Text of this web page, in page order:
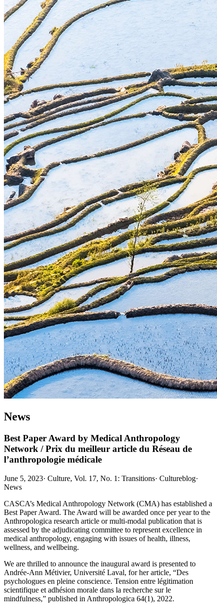
News
Best Paper Award by Medical Anthropology
Network / Prix du meilleur article du Réseau de
l’anthropologie médicale
June 5, 2023· Culture, Vol. 17, No. 1: Transitions· Cultureblog·
News
CASCA’s Medical Anthropology Network (CMA) has established a
Best Paper Award. The Award will be awarded once per year to the
Anthropologica research article or multi-modal publication that is
assessed by the adjudicating committee to represent excellence in
medical anthropology, engaging with issues of health, illness,
wellness, and wellbeing.
We are thrilled to announce the inaugural award is presented to
Andrée-Ann Métivier, Université Laval, for her article, “Des
psychologues en pleine conscience. Tension entre légitimation
scientifique et adhésion morale dans la recherche sur le
mindfulness,” published in Anthropologica 64(1), 2022.